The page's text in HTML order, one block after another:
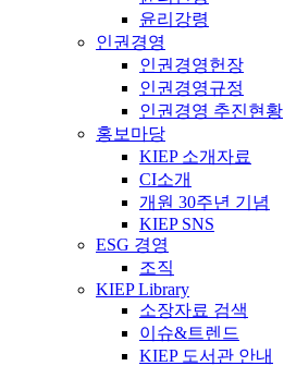
윤리강령
인권경영
인권경영헌장
인권경영규정
인권경영 추진현황
홍보마당
KIEP 소개자료
CI소개
개원 30주년 기념
KIEP SNS
ESG 경영
조직
KIEP Library
소장자료 검색
이슈&트렌드
KIEP 도서관 안내